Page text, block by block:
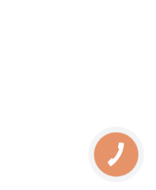
КНОПКА
СВЯЗИ